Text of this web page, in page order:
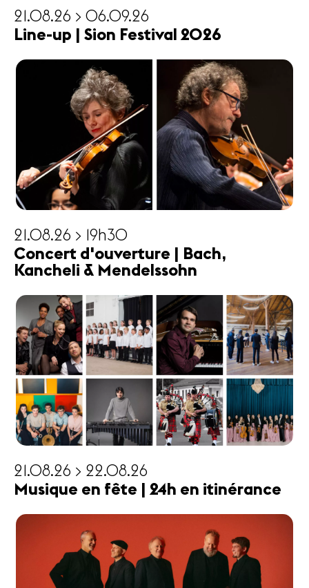
21.08.26 > 06.09.26
Line-up | Sion Festival 2026
21.08.26 > 19h30
Concert d'ouverture | Bach,
Kancheli & Mendelssohn
21.08.26 > 22.08.26
Musique en fête | 24h en itinérance